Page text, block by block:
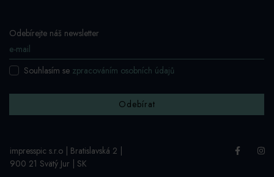
Odebírejte náš newsletter
Souhlasím se zpracováním osobních údajů
Odebírat
impresspic s.r.o | Bratislavská 2 |
900 21 Svätý Jur | SK